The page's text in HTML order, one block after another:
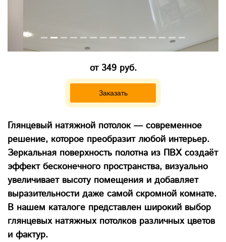
от 349 руб.
Заказать
Глянцевый натяжной потолок — современное
решение, которое преобразит любой интерьер.
Зеркальная поверхность полотна из ПВХ создаёт
эффект бесконечного пространства, визуально
увеличивает высоту помещения и добавляет
выразительности даже самой скромной комнате.
В нашем каталоге представлен широкий выбор
глянцевых натяжных потолков различных цветов
и фактур.